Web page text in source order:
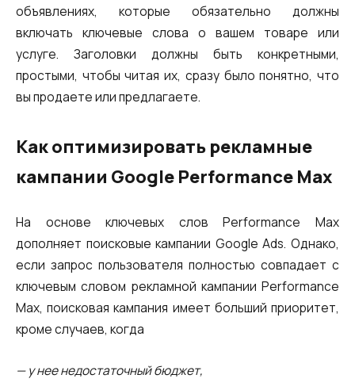
объявлениях, которые обязательно должны
включать ключевые слова о вашем товаре или
услуге. Заголовки должны быть конкретными,
простыми, чтобы читая их, сразу было понятно, что
вы продаете или предлагаете.
Как оптимизировать рекламные
кампании Google Performance Max
На основе ключевых слов Performance Max
дополняет поисковые кампании Google Ads. Однако,
если запрос пользователя полностью совпадает с
ключевым словом рекламной кампании Performance
Max, поисковая кампания имеет больший приоритет,
кроме случаев, когда
— у нее недостаточный бюджет,